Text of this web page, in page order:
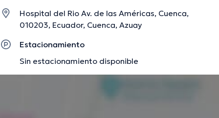
Hospital del Rio Av. de las Américas, Cuenca,
010203, Ecuador, Cuenca, Azuay
Estacionamiento
Sin estacionamiento disponible